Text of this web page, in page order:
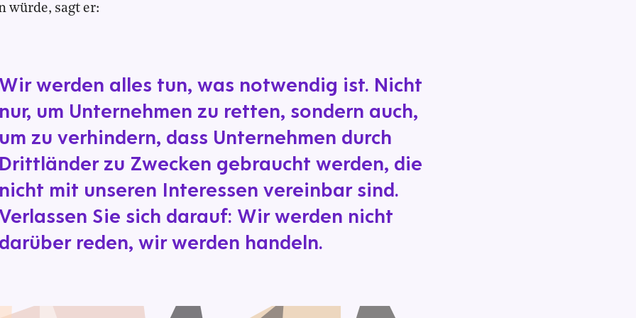
würde, sagt er:
Wir werden alles tun, was notwendig ist. Nicht
nur, um Unternehmen zu retten, sondern auch,
um zu verhindern, dass Unternehmen durch
Drittländer zu Zwecken gebraucht werden, die
nicht mit unseren Interessen vereinbar sind.
Sie sich darauf: Wir werden nicht
darüber reden, wir werden handeln.